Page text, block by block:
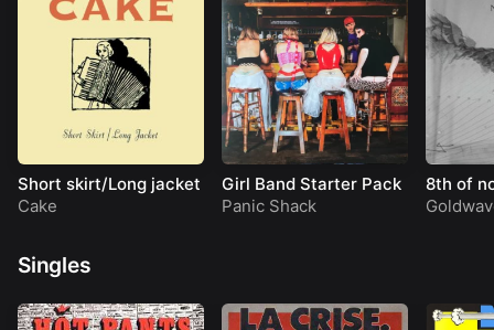
Short skirt/Long jacket
Cake
Girl Band Starter Pack
Panic Shack
8th of
Singles